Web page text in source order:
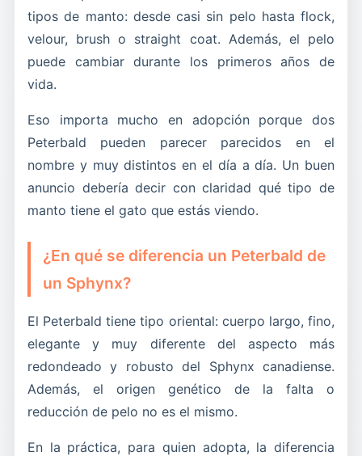
tipos de manto: desde casi sin pelo hasta flock,
velour, brush o straight coat. Además, el pelo
puede cambiar durante los primeros años de
vida.
Eso importa mucho en adopción porque dos
Peterbald pueden parecer parecidos en el
nombre y muy distintos en el día a día. Un buen
anuncio debería decir con claridad qué tipo de
manto tiene el gato que estás viendo.
¿En qué se diferencia un Peterbald de
un Sphynx?
El Peterbald tiene tipo oriental: cuerpo largo, fino,
elegante y muy diferente del aspecto más
redondeado y robusto del Sphynx canadiense.
Además, el origen genético de la falta o
reducción de pelo no es el mismo.
En la práctica, para quien adopta, la diferencia